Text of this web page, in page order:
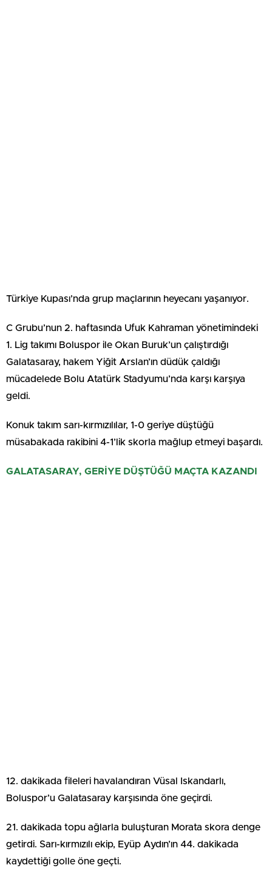
Türkiye Kupası’nda grup maçlarının heyecanı yaşanıyor.
C Grubu’nun 2. haftasında Ufuk Kahraman yönetimindeki
1. Lig takımı Boluspor ile Okan Buruk’un çalıştırdığı
Galatasaray, hakem Yiğit Arslan’ın düdük çaldığı
mücadelede Bolu Atatürk Stadyumu’nda karşı karşıya
geldi.
Konuk takım sarı-kırmızılılar, 1-0 geriye düştüğü
müsabakada rakibini 4-1’lik skorla mağlup etmeyi başardı.
GALATASARAY, GERİYE DÜŞTÜĞÜ MAÇTA KAZANDI
12. dakikada fileleri havalandıran Vüsal Iskandarlı,
Boluspor’u Galatasaray karşısında öne geçirdi.
21. dakikada topu ağlarla buluşturan Morata skora denge
getirdi. Sarı-kırmızılı ekip, Eyüp Aydın’ın 44. dakikada
kaydettiği golle öne geçti.